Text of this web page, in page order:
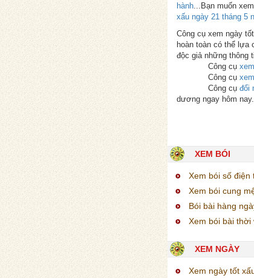
hành ...Bạn muốn
xấu ngày 21 tháng 5
Công cụ xem ngày
hoàn toàn có thể lựa
độc giả những thông
Công cụ
Công cụ
Công cụ đổi
dương ngay hôm nay.
XEM BÓI
Xem bói số điện
Xem bói cung
Bói bài hàng
Xem bói bài thời
XEM NGÀY
Xem ngày tốt